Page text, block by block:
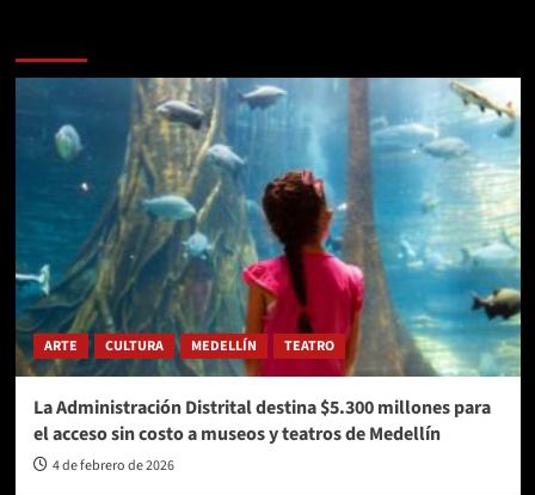
ARTE CULTURA MEDELLÍN TEATRO
La Administración Distrital destina $5.300 millones para
el acceso sin costo a museos y teatros de Medellín
4 de febrero de 2026